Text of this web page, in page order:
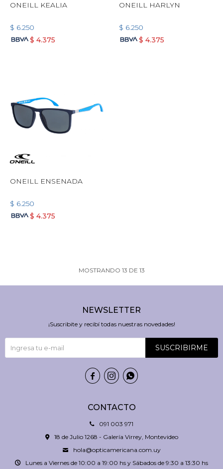
ONEILL KEALIA
$ 6.250
$ 4.375
ONEILL HARLYN
$ 6.250
$ 4.375
ONEILL ENSENADA
$ 6.250
$ 4.375
MOSTRANDO 13 DE 13
CONTACTO
091 003 971
18 de Julio 1268 - Galería Virrey, Montevideo
hola@opticamericana.com.uy
Lunes a Viernes de 10:00 a 19:00 hs y Sábados de 9:30 a 13:30 hs
NEWSLETTER
¡Suscribite y recibí todas nuestras novedades!
SUSCRIBIRME
  